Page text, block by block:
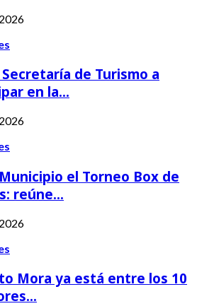
de Turismo a
en la…
el Torneo Box de
reúne…
Mora ya está entre los 10